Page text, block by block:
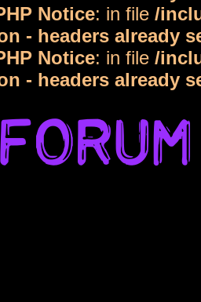
Notice: in file /
- headers already
Notice: in file /
- headers already